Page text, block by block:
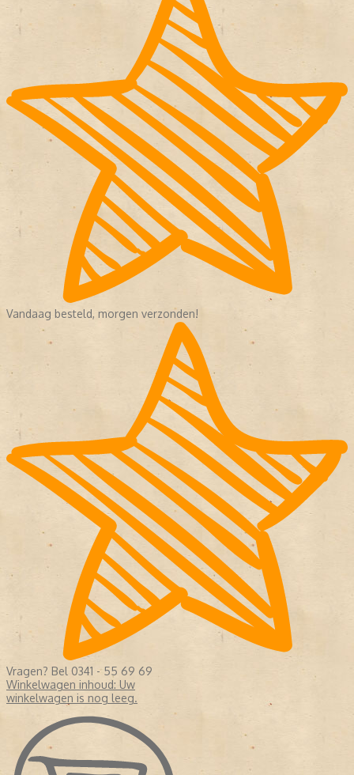
Vandaag besteld, morgen verzonden!
Vragen? Bel 0341 - 55 69 69
Winkelwagen inhoud: Uw
winkelwagen is nog leeg.